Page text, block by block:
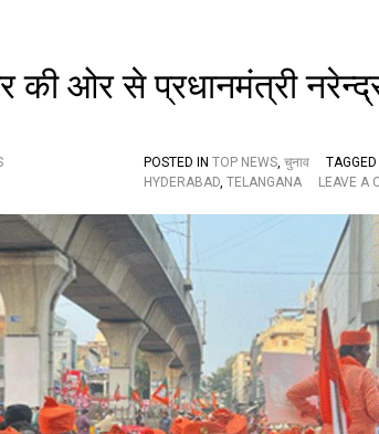
न
की ओर से प्रधानमंत्री
POSTED IN TOP NEWS, चुनाव TAGGED
HYDERABAD, TELANGANA LEAVE A